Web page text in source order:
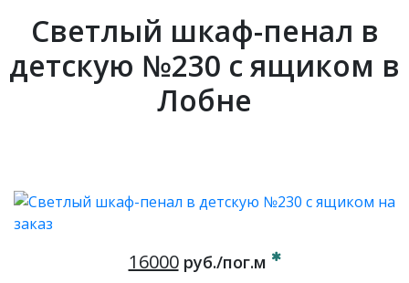
Светлый шкаф-пенал в
детскую №230 с ящиком в
Лобне
16000руб./пог.м